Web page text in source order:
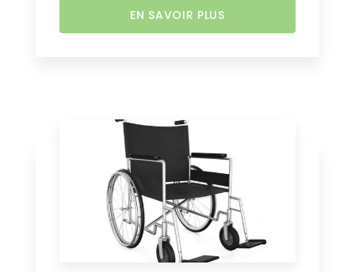
EN SAVOIR PLUS